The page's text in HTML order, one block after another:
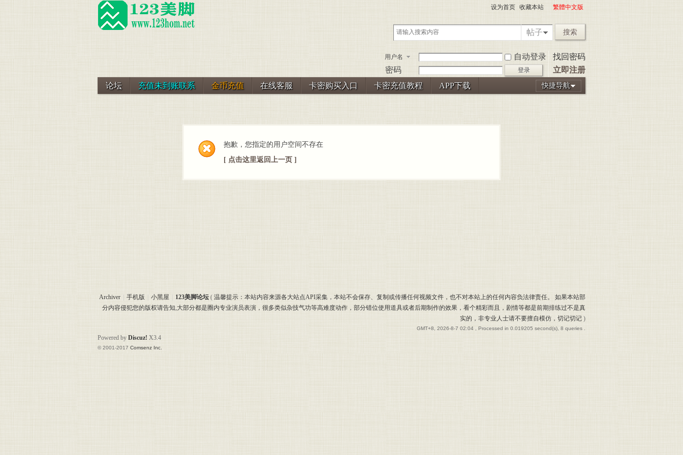
设为首页 收藏本站 繁體中文版
帖子 搜索
用户名 自动登录
找回密码
密码
登录 立即注册
快捷导航
论坛 充值未到账联系 金币充值 在线客服 卡密购买入口 卡密充值教程 APP下载
抱歉，您指定的用户空间不存在
[ 点击这里返回上一页 ]
Archiver 手机版 小黑屋 123美脚论坛 ( 温馨提示：本站内容来源各大站点API采集，本站不会保存、复制或传播任何视频文件，也不对本站上的任何内容负法律责任。 如果本站部
分内容侵犯您的版权请告知,大部分都是圈内专业演员表演，很多类似杂技气功等高难度动作，部分错位使用道具或者后期制作的效果，看个精彩而且，剧情等都是前期排练过不是真
实的，非专业人士请不要擅自模仿，切记切记 )
GMT+8, 2026-8-7 02:04 , Processed in 0.019205 second(s), 8 queries .
Powered by Discuz! X3.4
© 2001-2017 Comsenz Inc.